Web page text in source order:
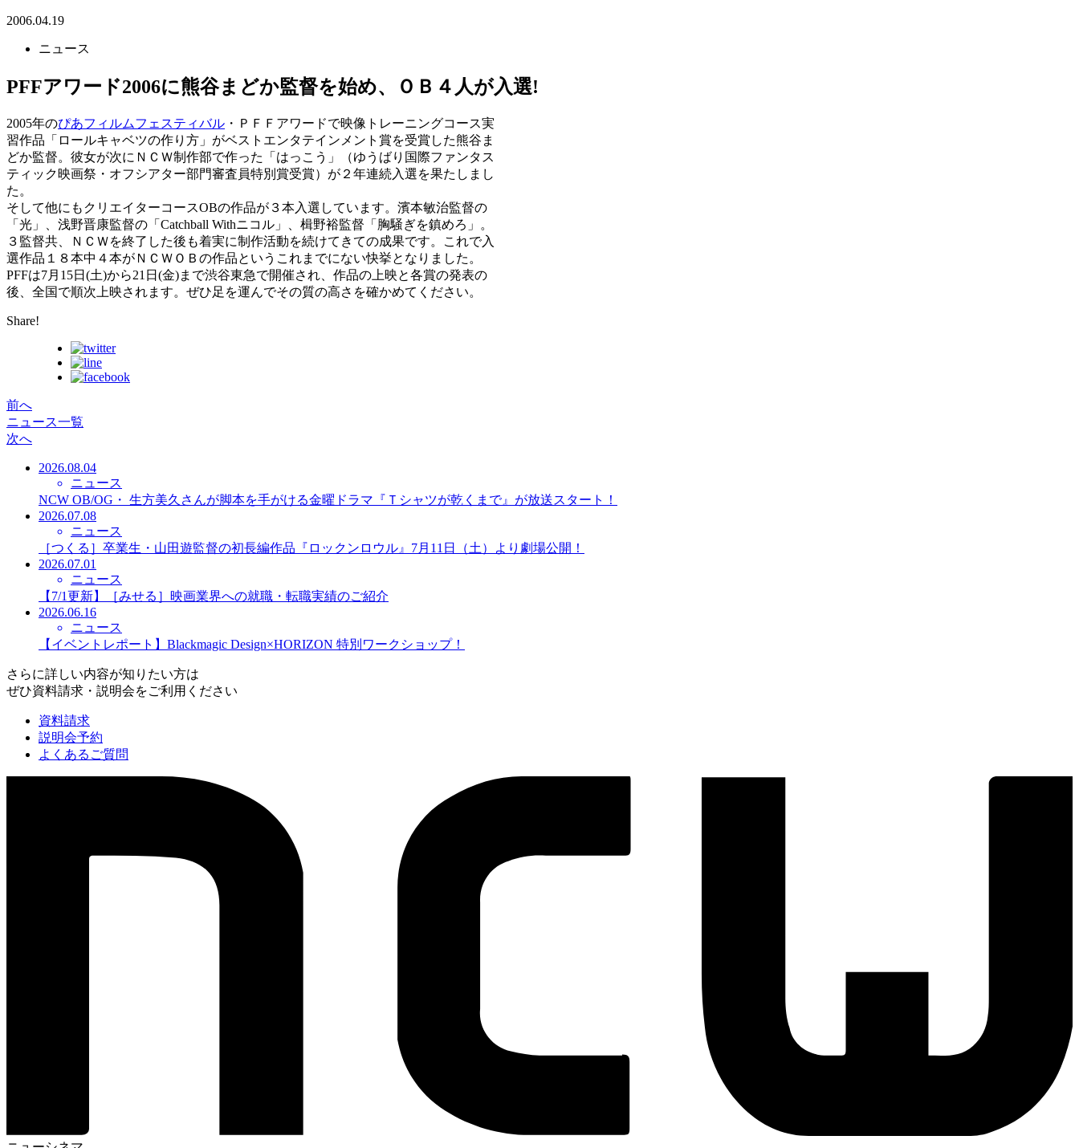
2006.04.19
ニュース
PFFアワード2006に熊谷まどか監督を始め、ＯＢ４人が入選!
2005年のぴあフィルムフェスティバル ・ＰＦＦアワードで映像トレーニングコース実
習作品「ロールキャベツの作り方」がベストエンタテインメント賞を受賞した熊谷ま
どか監督。彼女が次にＮＣＷ制作部で作った「はっこう」（ゆうばり国際ファンタス
ティック映画祭・オフシアター部門審査員特別賞受賞）が２年連続入選を果たしまし
た。
そして他にもクリエイターコースOBの作品が３本入選しています。濱本敏治監督の
「光」、浅野晋康監督の「Catchball Withニコル」、楫野裕監督「胸騒ぎを鎮めろ」。
３監督共、ＮＣＷを終了した後も着実に制作活動を続けてきての成果です。これで入
選作品１８本中４本がＮＣＷＯＢの作品というこれまでにない快挙となりました。
PFFは7月15日(土)から21日(金)まで渋谷東急で開催され、作品の上映と各賞の発表の
後、全国で順次上映されます。ぜひ足を運んでその質の高さを確かめてください。
Share!
前へ
ニュース一覧
次へ
2026.08.04
ニュース
NCW OB/OG・ 生方美久さんが脚本を手がける金曜ドラマ『Ｔシャツが乾くまで』が放送スタート！
2026.07.08
ニュース
［つくる］卒業生・山田遊監督の初長編作品『ロックンロウル』7月11日（土）より劇場公開！
2026.07.01
ニュース
【7/1更新】［みせる］映画業界への就職・転職実績のご紹介
2026.06.16
ニュース
【イベントレポート】Blackmagic Design×HORIZON 特別ワークショップ！
さらに詳しい内容が知りたい方は
ぜひ資料請求・説明会をご利用ください
資料請求
説明会予約
よくあるご質問